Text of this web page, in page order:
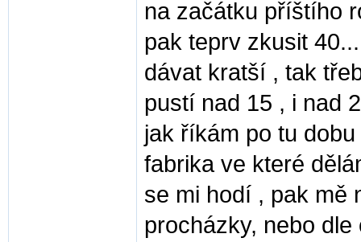
na začátku příštího
pak teprv zkusit
dávat kratší , tak
pustí nad 15 , i nad
jak říkám po tu
fabrika ve které
se mi hodí , pak mě
procházky, nebo